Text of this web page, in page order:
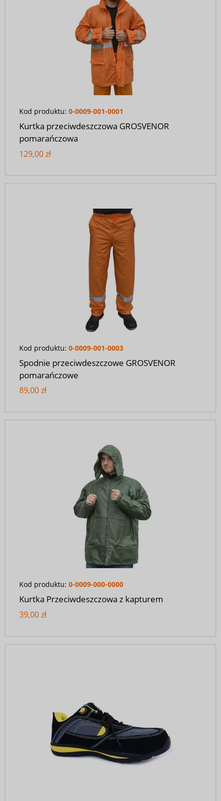
Kod produktu: 0-0009-001-0001
Kurtka przeciwdeszczowa GROSVENOR
pomarańczowa
129,00 zł
Kod produktu: 0-0009-001-0003
Spodnie przeciwdeszczowe GROSVENOR
pomarańczowe
89,00 zł
Kod produktu: 0-0009-000-0000
Kurtka Przeciwdeszczowa z kapturem
39,00 zł